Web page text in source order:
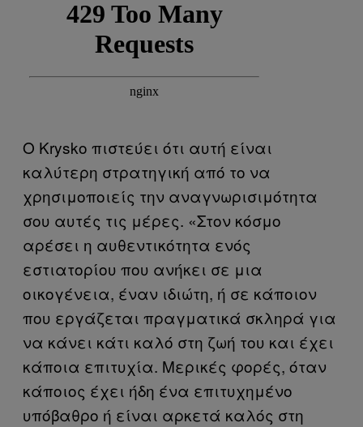
Ο Krysko πιστεύει ότι αυτή είναι
καλύτερη στρατηγική από το να
χρησιμοποιείς την αναγνωρισιμότητα
σου αυτές τις μέρες. «Στον κόσμο
αρέσει η αυθεντικότητα ενός
εστιατορίου που ανήκει σε μια
οικογένεια, έναν ιδιώτη, ή σε κάποιον
που εργάζεται πραγματικά σκληρά για
να κάνει κάτι καλό στη ζωή του και έχει
κάποια επιτυχία. Μερικές φορές, όταν
κάποιος έχει ήδη ένα επιτυχημένο
υπόβαθρο ή είναι αρκετά καλός στη